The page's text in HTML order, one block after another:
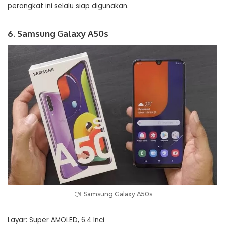
perangkat ini selalu siap digunakan.
6. Samsung Galaxy A50s
Samsung Galaxy A50s
Layar: Super AMOLED, 6.4 Inci